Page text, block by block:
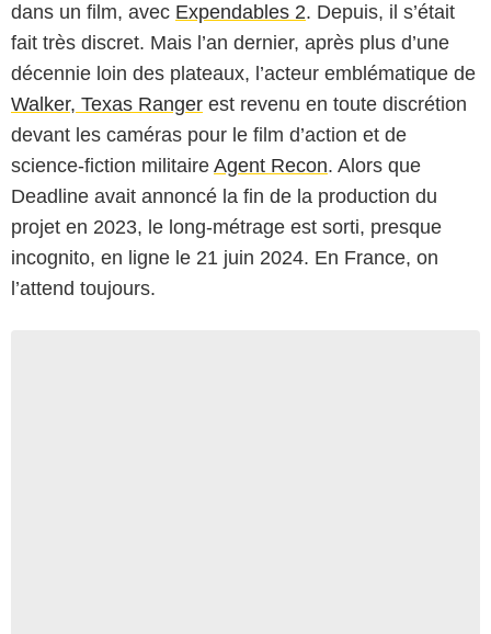
dans un film, avec Expendables 2. Depuis, il s’était
fait très discret. Mais l’an dernier, après plus d’une
décennie loin des plateaux, l’acteur emblématique de
Walker, Texas Ranger est revenu en toute discrétion
devant les caméras pour le film d’action et de
science-fiction militaire Agent Recon. Alors que
Deadline avait annoncé la fin de la production du
projet en 2023, le long-métrage est sorti, presque
incognito, en ligne le 21 juin 2024. En France, on
l’attend toujours.